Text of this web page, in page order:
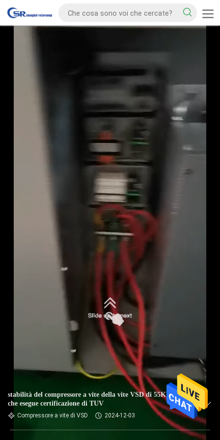
stabilità del compressore a vite della vite VSD di 55KW VFC
che esegue certificazione di TUV
Compressore a vite di VSD 2024-12-03